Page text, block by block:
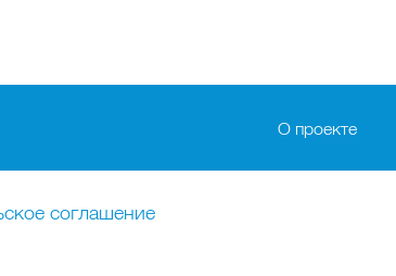
О проекте
соглашение